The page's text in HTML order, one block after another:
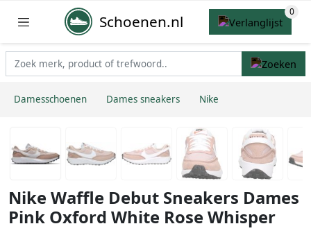
Schoenen.nl
Damesschoenen Dames sneakers Nike
Nike Waffle Debut Sneakers Dames
Pink Oxford White Rose Whisper